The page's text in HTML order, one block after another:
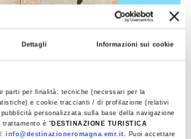
Dettagli Informazioni sui cookie
parti per finalità: tecniche (necessari per la
e cookie traccianti / di profilazione (relativi
personalizzata sulla base della navigazione
è “ DESTINAZIONE TURISTICA
info@destinazioneromagna.emr.it. Puoi accettare